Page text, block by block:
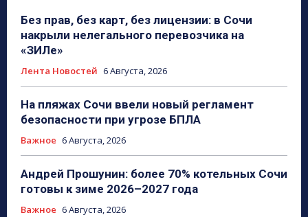
Без прав, без карт, без лицензии: в Сочи
накрыли нелегального перевозчика на
«ЗИЛе»
Лента Новостей 6 Августа, 2026
На пляжах Сочи ввели новый регламент
безопасности при угрозе БПЛА
Важное 6 Августа, 2026
Андрей Прошунин: более 70% котельных Сочи
готовы к зиме 2026–2027 года
Важное 6 Августа, 2026